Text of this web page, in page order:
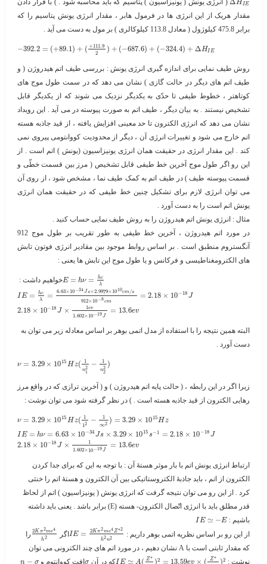
ΔHIE
​ ( انرژی یونش ( یونیزاسیون ) پتاسیم که باید محاسبه شود . ) با قرار دادن
مقدار هریک از این انرژی ها در فرمول هابر ، مقدار انرژی یونش پتاسیم را که
برابر 475.8 کیلوژول ( معادل 113.8 کیلوکالری ) بر مول به دست می آید .
−392.2 = (+89.1) + ( +111.9
2
) + (−687.6) + (−324.4) + ΔHI E
روش طیف نمایی برای اندازه گیری انرژی یونش: بررسی طیف اتم هیدروژن ( و
طیف اتم های دیگر در حالت گازی ) نشان می دهد که در سمت طول موج های
کوتاهتر ، خطوط طیفی تا حدّی به یکدیگر نزدیک می شوند که از یکدیگر قابل
تشخیص نیستند . به بیان دیگر ، طیف اتم به صورت پیوسته در می آید . این رویداد
نشان می دهد که انرژی الکترون تا حد معینی افزایش یافته ، از قید جاذبه هسته
اتم خارج می شود و تغییرات انرژی آن ، دیگر از محدودیت کووانتومی پیروی نمی
کند . این مقدار انرژی در حقیقت همان انرژی یونیزاسیون (یونش ) اتم است . از
این رو اگر طول موج آخرین خط طیفی قابل تشخیص ( مرز بین قسمت خطّی و
قسمت پیوسته طیف ) در طیف اتم به کمک طیف نما ، مشخص شود ، از روی آن
می توان انرژی لازم برای تشکیل چنین خط طیفی که در حقیقت همان انرژی
یونش اتم است را به دست آورد .
مثال : انرژی یونش اتم هیدروژن را به روش طیف نمایی حساب کنید .
در مورد اتم هیدروژن ، آخرین خط طیفی به طور تقریب بر طول موج 912
آنگستروم منطبق است . بر اساس روابط موجود بین مقادیر انرژی فوتون تابش
های الکترومغناطیسی و فرکانس و یا طول موج این تابش ها یعنی :
E = hν = hc
λ
​خواهیم داشت : ​
IE = hc
λ
=
6.63× 10 −34Js×2.9979× 1010cm/s
912× 10 −8cm
= 2.18 × 10 − 18 J
2.18 × 10− 18 J × 1ev
1.602× 10 −19J
= 13.6ev
البته همین نتیجه را با استفاده از مدل اتمی بوهر بر اساس معادله زیر می توان به
دست آورد .
ν = 3.29 × 10 15 Hz( 1
n2
1
− 1
n2
2
)
زیرا اگر در این رابطه ، ( حالت پایه اتم هیدروژن ) و ( آخرین ترازی که در واقع مرز
رهایی الکترون از قید جاذبه هسته است . ) در نظر گرفته شود می توان نوشت :
ν = 3.29 × 10 15 Hz( 1
12 −
1
∞2 ) = 3.29 × 10 15Hz
IE = hν = 6.63 × 10 −34 Js × 3.29 × 10 15 s− 1 = 2.18 × 10 − 18 J
2.18 × 10− 18 J ×
1
1.602× 10 −19J
= 13.6ev
ارتباط انرژی یونش اتم با بار موثر هستۀ آن : با توجه به این که برای جدا کردن
الکترون از اتم ، باید جاذبۀ الکتروستاتیکی بین آن الکترون و هستۀ اتم را خنثی
کرد . از این رو می توان نتیجه گرفت که انرژی یونش ( یونیزاسیون ) اتم از لحاظ
قدر مطلق باید با انرژی اتّصال الکترون- هسته (E) برابر باشد . یعنی باید داشته
باشیم : ​
IE ≃ −E
از این رو بر اساس نظریه اتمی بوهر داریم : ​ IE = 2Kπ2me4Z∗2
h2n2 ​اگر ​ 2K π2me4
h2
​را
که مقدار ثابتی است با A نشان دهیم ، در مورد اتم های چند الکترونی می توان
نوشت : ​
IE ≃ A( Z∗
)2 = 13.59ev × ( Z∗
)2 ​که در آن ​ σ​افت کووانتوم و ​ n − σ
​